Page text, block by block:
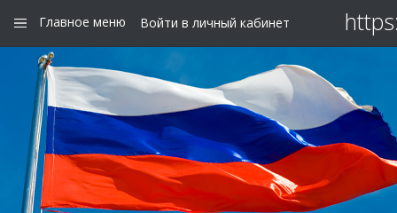
Главное меню Войти в личный кабинет